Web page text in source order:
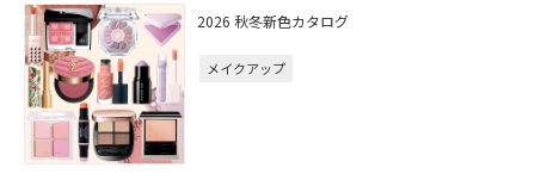
2026 秋冬新色カタログ
メイクアップ